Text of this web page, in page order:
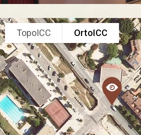
TopoICC OrtoICC